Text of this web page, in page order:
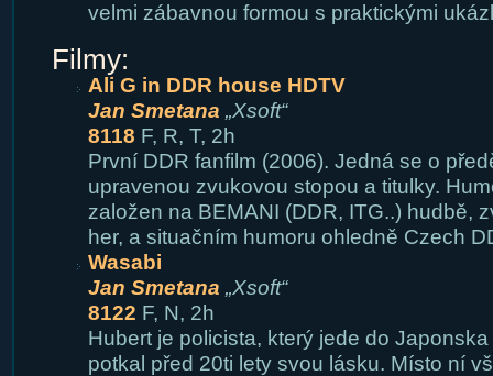
velmi zábavnou formou s praktickými
Filmy:
Ali G in DDR house HDTV
Jan Smetana „Xsoft“
8118 F, R, T, 2h
První DDR fanfilm (2006). Jedná se o
upravenou zvukovou stopou a titulky.
založen na BEMANI (DDR, ITG..) hudbě,
her, a situačním humoru ohledně Czech
Wasabi
Jan Smetana „Xsoft“
8122 F, N, 2h
Hubert je policista, který jede do
potkal před 20ti lety svou lásku. Místo ní